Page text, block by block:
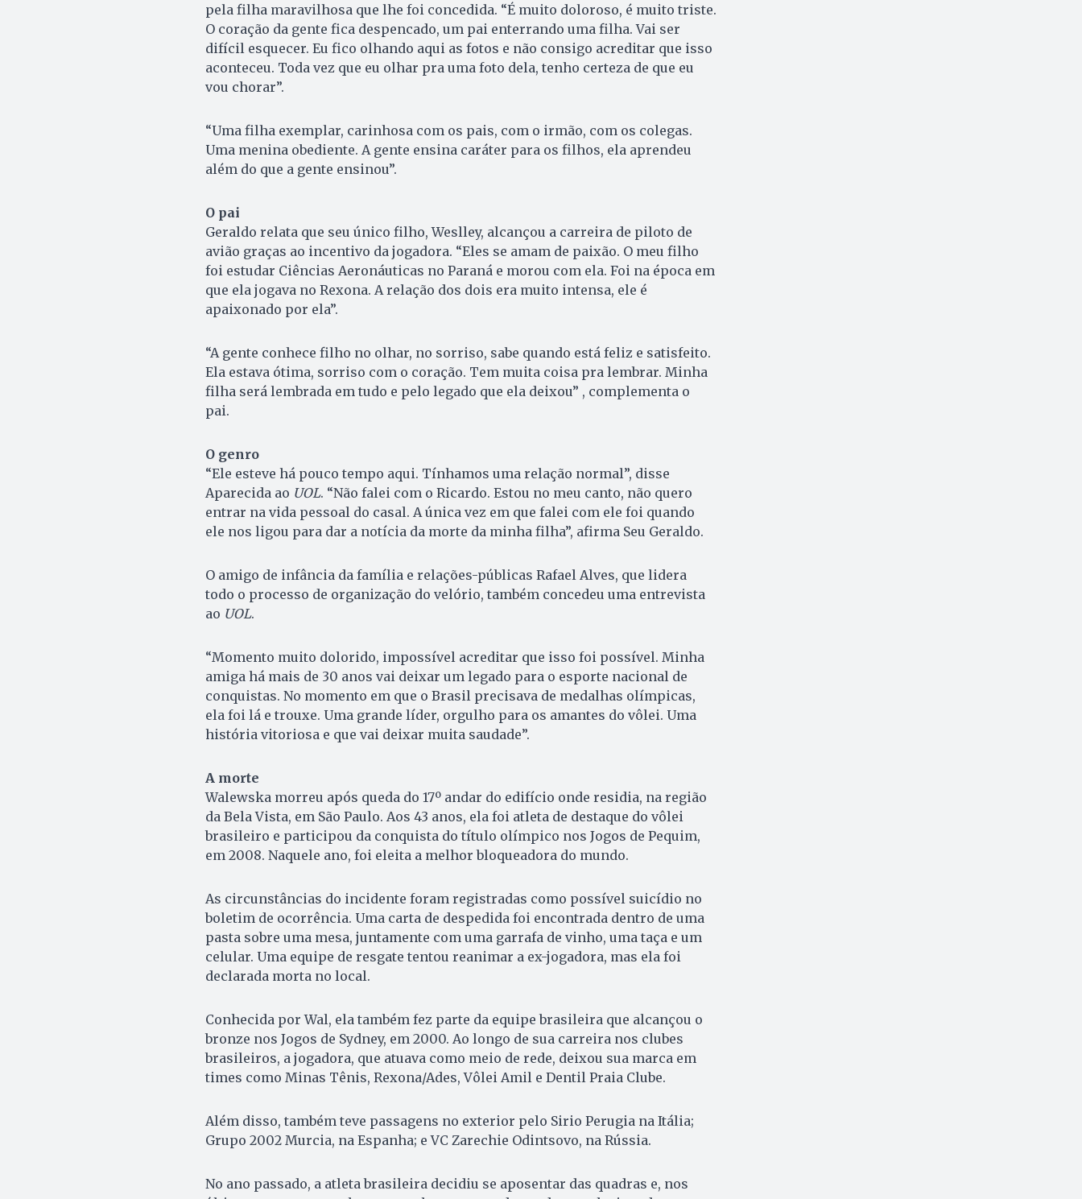
pela filha maravilhosa que lhe foi concedida. “É muito doloroso, é muito triste.
O coração da gente fica despencado, um pai enterrando uma filha. Vai ser
difícil esquecer. Eu fico olhando aqui as fotos e não consigo acreditar que isso
aconteceu. Toda vez que eu olhar pra uma foto dela, tenho certeza de que eu
vou chorar”.
“Uma filha exemplar, carinhosa com os pais, com o irmão, com os colegas.
Uma menina obediente. A gente ensina caráter para os filhos, ela aprendeu
além do que a gente ensinou”.
O pai
Geraldo relata que seu único filho, Weslley, alcançou a carreira de piloto de
avião graças ao incentivo da jogadora. “Eles se amam de paixão. O meu filho
foi estudar Ciências Aeronáuticas no Paraná e morou com ela. Foi na época em
que ela jogava no Rexona. A relação dos dois era muito intensa, ele é
apaixonado por ela”.
“A gente conhece filho no olhar, no sorriso, sabe quando está feliz e satisfeito.
Ela estava ótima, sorriso com o coração. Tem muita coisa pra lembrar. Minha
filha será lembrada em tudo e pelo legado que ela deixou” , complementa o
pai.
O genro
“Ele esteve há pouco tempo aqui. Tínhamos uma relação normal”, disse
Aparecida ao UOL. “Não falei com o Ricardo. Estou no meu canto, não quero
entrar na vida pessoal do casal. A única vez em que falei com ele foi quando
ele nos ligou para dar a notícia da morte da minha filha”, afirma Seu Geraldo.
O amigo de infância da família e relações-públicas Rafael Alves, que lidera
todo o processo de organização do velório, também concedeu uma entrevista
ao UOL.
“Momento muito dolorido, impossível acreditar que isso foi possível. Minha
amiga há mais de 30 anos vai deixar um legado para o esporte nacional de
conquistas. No momento em que o Brasil precisava de medalhas olímpicas,
ela foi lá e trouxe. Uma grande líder, orgulho para os amantes do vôlei. Uma
história vitoriosa e que vai deixar muita saudade”.
A morte
Walewska morreu após queda do 17º andar do edifício onde residia, na região
da Bela Vista, em São Paulo. Aos 43 anos, ela foi atleta de destaque do vôlei
brasileiro e participou da conquista do título olímpico nos Jogos de Pequim,
em 2008. Naquele ano, foi eleita a melhor bloqueadora do mundo.
As circunstâncias do incidente foram registradas como possível suicídio no
boletim de ocorrência. Uma carta de despedida foi encontrada dentro de uma
pasta sobre uma mesa, juntamente com uma garrafa de vinho, uma taça e um
celular. Uma equipe de resgate tentou reanimar a ex-jogadora, mas ela foi
declarada morta no local.
Conhecida por Wal, ela também fez parte da equipe brasileira que alcançou o
bronze nos Jogos de Sydney, em 2000. Ao longo de sua carreira nos clubes
brasileiros, a jogadora, que atuava como meio de rede, deixou sua marca em
times como Minas Tênis, Rexona/Ades, Vôlei Amil e Dentil Praia Clube.
Além disso, também teve passagens no exterior pelo Sirio Perugia na Itália;
Grupo 2002 Murcia, na Espanha; e VC Zarechie Odintsovo, na Rússia.
No ano passado, a atleta brasileira decidiu se aposentar das quadras e, nos